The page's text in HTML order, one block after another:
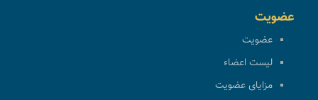
عضویت
عضویت
لیست اعضاء
مزایای عضویت